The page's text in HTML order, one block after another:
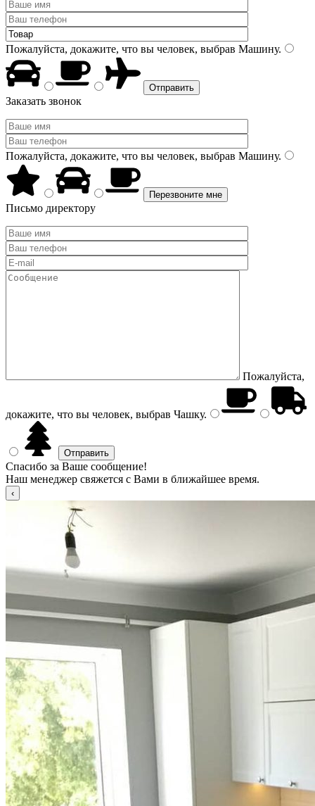
Пожалуйста, докажите, что вы человек, выбрав Машину.
Заказать звонок
Пожалуйста, докажите, что вы человек, выбрав Машину.
Письмо директору
Пожалуйста,
докажите, что вы человек, выбрав Чашку.
Спасибо за Ваше сообщение!
Наш менеджер свяжется с Вами в ближайшее время.